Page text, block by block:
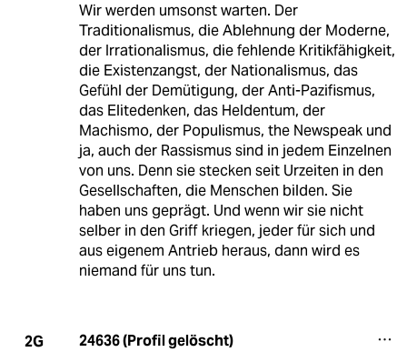
Wir werden umsonst warten. Der
Traditionalismus, die Ablehnung der Moderne,
der Irrationalismus, die fehlende Kritikfähigkeit,
die Existenzangst, der Nationalismus, das
Gefühl der Demütigung, der Anti-Pazifismus,
das Elitedenken, das Heldentum, der
Machismo, der Populismus, the Newspeak und
ja, auch der Rassismus sind in jedem Einzelnen
von uns. Denn sie stecken seit Urzeiten in den
Gesellschaften, die Menschen bilden. Sie
haben uns geprägt. Und wenn wir sie nicht
selber in den Griff kriegen, jeder für sich und
aus eigenem Antrieb heraus, dann wird es
niemand für uns tun.
2G 24636 (Profil gelöscht)